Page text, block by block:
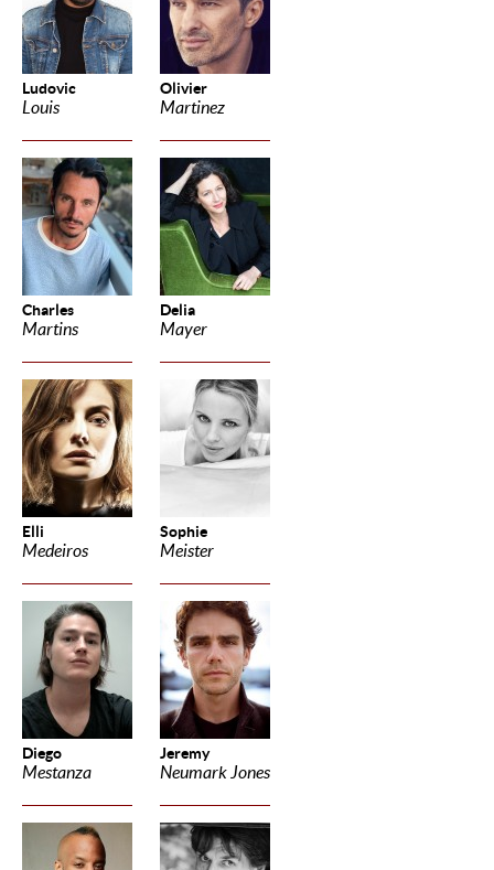
Ludovic
Louis
Olivier
Martinez
Charles
Martins
Delia
Mayer
Elli
Medeiros
Sophie
Meister
Diego
Mestanza
Jeremy
Neumark Jones